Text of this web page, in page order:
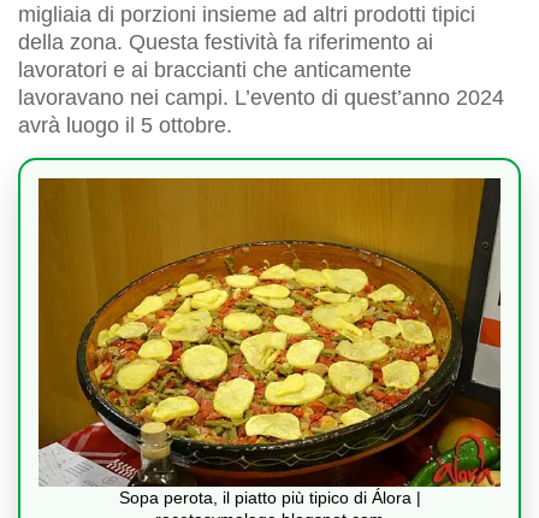
migliaia di porzioni insieme ad altri prodotti tipici
della zona. Questa festività fa riferimento ai
lavoratori e ai braccianti che anticamente
lavoravano nei campi. L’evento di quest’anno 2024
avrà luogo il 5 ottobre.
Sopa perota, il piatto più tipico di Álora |